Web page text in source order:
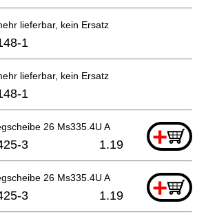
lieferbar, kein Ersatz
1
lieferbar, kein Ersatz
1
26 Ms335.4U A +
3 1.19
26 Ms335.4U A +
3 1.19